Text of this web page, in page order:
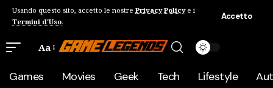
Usando questo sito, accetto le nostre Privacy Policye i
Termini d'Uso.
Accetto
Aa
Games Movies Geek Tech Lifestyle